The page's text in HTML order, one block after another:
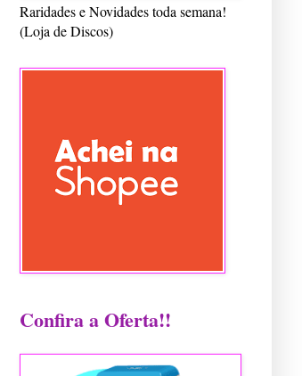
Raridades e Novidades toda semana!
(Loja de Discos)
Confira a Oferta!!